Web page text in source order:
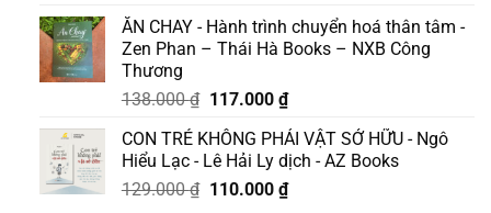
là:
1.050.000 ₫.
tại
là:
ĂN CHAY - Hành trình chuyển hoá thân tâm -
Zen Phan – Thái Hà Books – NXB Công
Thương
138.000₫ Giá
là:
138.000 ₫.
117.000 ₫Giá
tại
là:
117.000 ₫.
CON TRẺ KHÔNG PHẢI VẬT SỞ HỮU - Ngô
Hiểu Lạc - Lê Hải Ly dịch - AZ Books
129.000₫ Giá
110.000 ₫Giá